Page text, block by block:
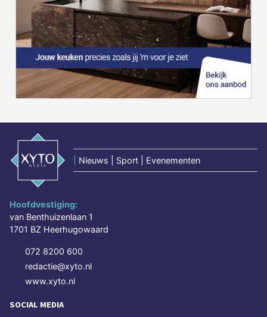
Nieuws | Sport | Evenementen
Hoofdvestiging:
van Benthuizenlaan 1
1701 BZ Heerhugowaard
072 8200 600
redactie@xyto.nl
www.xyto.nl
SOCIAL MEDIA